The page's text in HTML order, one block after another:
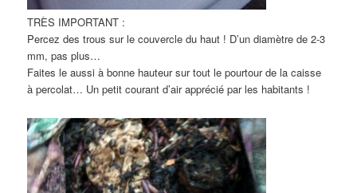
TRÈS IMPORTANT :
Percez des trous sur le couvercle du haut ! D’un diamètre de 2-3
mm, pas plus…
Faites le aussi à bonne hauteur sur tout le pourtour de la caisse
à percolat… Un petit courant d’air apprécié par les habitants !